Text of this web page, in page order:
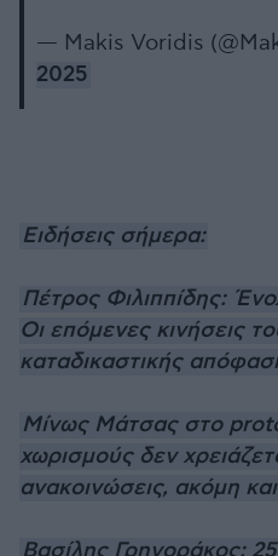
— Makis Voridis
2025
Ειδήσεις σήμερα:
Πέτρος Φιλιππίδης:
Οι επόμενες κινήσεις
καταδικαστικής
Μίνως Μάτσας στο
χωρισμούς δεν
ανακοινώσεις, ακόμη